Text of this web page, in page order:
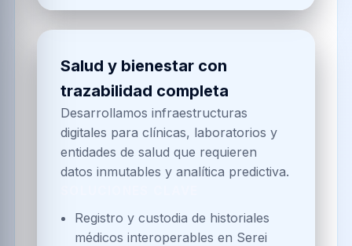
Salud y bienestar con
trazabilidad completa
Desarrollamos infraestructuras
digitales para clínicas, laboratorios y
entidades de salud que requieren
datos inmutables y analítica predictiva.
Registro y custodia de historiales
médicos interoperables en Serei